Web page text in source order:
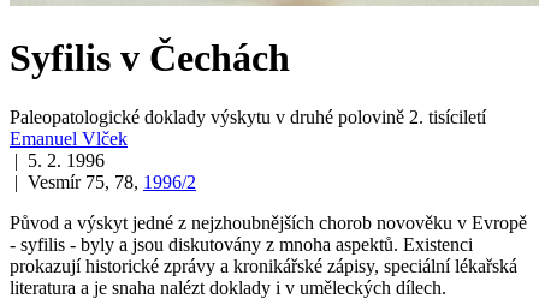
Syfilis v Čechách
Paleopatologické doklady výskytu v druhé polovině 2. tisíciletí
Emanuel Vlček
| 5. 2. 1996
| Vesmír 75, 78, 1996/2
Původ a výskyt jedné z nejzhoubnějších chorob novověku v Evropě
- syfilis - byly a jsou diskutovány z mnoha aspektů. Existenci
prokazují historické zprávy a kronikářské zápisy, speciální lékařská
literatura a je snaha nalézt doklady i v uměleckých dílech.